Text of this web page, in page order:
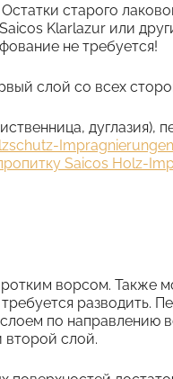
старого
Klarlazur или
не требуется!
слой со всех
дуглазия),
Impragnierungen
Saicos Holz-
ворсом. Также
разводить.
по направлению
второй слой.